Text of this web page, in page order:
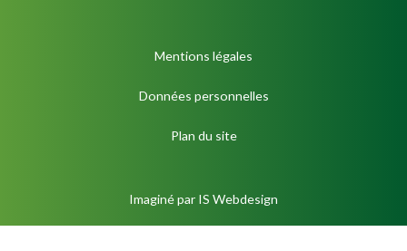
Mentions légales
Données personnelles
Plan du site
Imaginé par IS Webdesign